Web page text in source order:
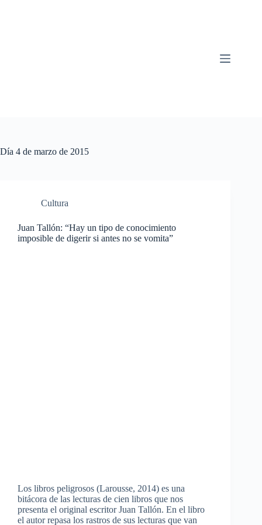
Día 4 de marzo de 2015
Cultura
Juan Tallón: “Hay un tipo de conocimiento
imposible de digerir si antes no se vomita”
Los libros peligrosos (Larousse, 2014) es una
bitácora de las lecturas de cien libros que nos
presenta el original escritor Juan Tallón. En el libro
el autor repasa los rastros de sus lecturas que van